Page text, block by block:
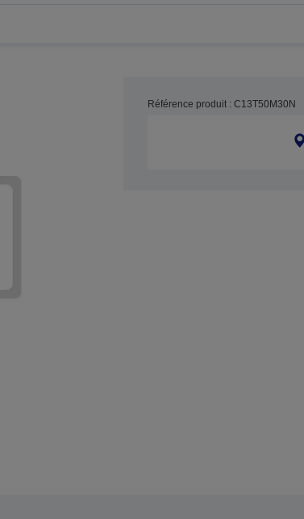
Référence produit : C13T50M30N